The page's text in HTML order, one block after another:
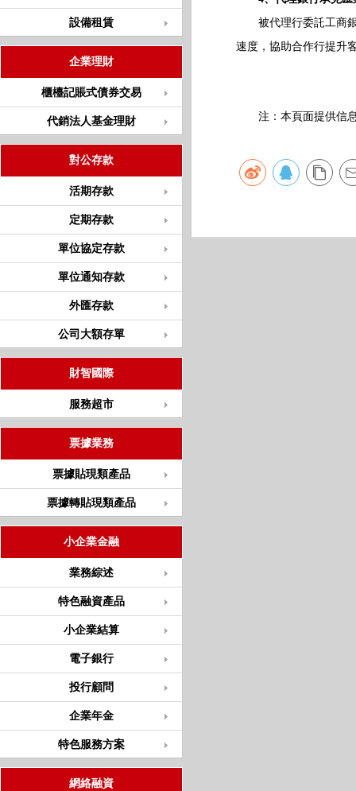
設備租賃
企業理財
櫃檯記賬式債券交易
代銷法人基金理財
對公存款
活期存款
定期存款
單位協定存款
單位通知存款
外匯存款
公司大額存單
財智國際
服務超市
票據業務
票據貼現類產品
票據轉貼現類產品
小企業金融
業務綜述
特色融資產品
小企業結算
電子銀行
投行顧問
企業年金
特色服務方案
網絡融資
被代理行委託工商銀
速度，協助合作行提升
注：本頁面提供信息